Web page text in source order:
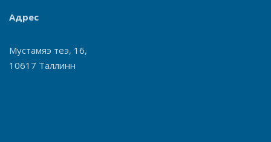
Адрес
Мустамяэ теэ, 16,
10617 Таллинн